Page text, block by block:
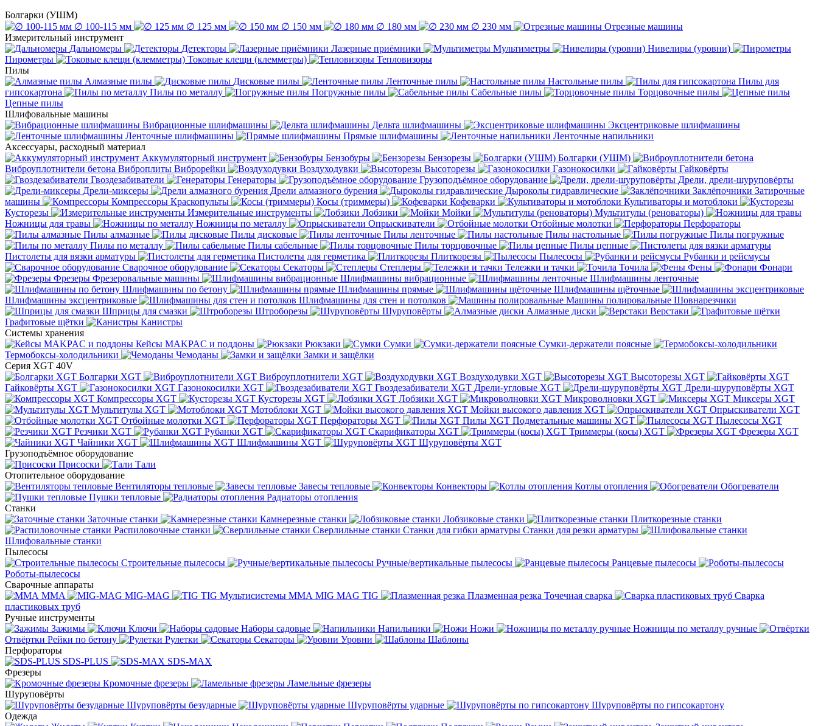
Болгарки (УШМ)
∅ 100-115 мм
∅ 125 мм ∅ 150 мм ∅ 180 мм ∅ 230 мм
Отрезные машины
Измерительный инструмент
Дальномеры
Детекторы Лазерные приёмники Мультиметры
Нивелиры (уровни)
Пирометры
Токовые клещи (клемметры)
Тепловизоры
Пилы
Алмазные пилы
Дисковые пилы Ленточные пилы Настольные пилы
Пилы для
гипсокартона
Пилы по металлу Погружные пилы Сабельные пилы
Торцовочные пилы
Цепные пилы
Шлифовальные машины
Вибрационные шлифмашины
Дельта шлифмашины
Эксцентриковые шлифмашины
Ленточные шлифмашины
Прямые шлифмашины
Ленточные напильники
Аксессуары, расходный материал
Аккумуляторный инструмент
Бензобуры Бензорезы
Болгарки (УШМ)
Виброуплотнители бетона Виброплиты Виброрейки Воздуходувки Высоторезы Газонокосилки
Гайковёрты
Гвоздезабиватели
Генераторы Грузоподъёмное оборудование
Дрели, дрели-шуруповёрты
Дрели-миксеры
Дрели алмазного бурения Дыроколы гидравлические Заклёпочники Затирочные
машины
Компрессоры Краскопульты Косы (триммеры) Кофеварки
Культиваторы и мотоблоки
Кусторезы
Измерительные инструменты Лобзики Мойки
Мультитулы (реноваторы)
Ножницы для травы
Ножницы по металлу Опрыскиватели Отбойные молотки
Перфораторы
Пилы алмазные
Пилы дисковые Пилы ленточные Пилы настольные
Пилы погружные
Пилы по металлу
Пилы сабельные Пилы торцовочные
Пилы цепные
Пистолеты для вязки арматуры
Пистолеты для герметика Плиткорезы Пылесосы
Рубанки и рейсмусы
Сварочное оборудование
Секаторы Степлеры Тележки и тачки Точила Фены
Фонари
Фрезеры Фрезеровальные машины Шлифмашины вибрационные
Шлифмашины ленточные
Шлифмашины по бетону
Шлифмашины прямые
Шлифмашины щёточные
Шлифмашины эксцентриковые
Шлифмашины для стен и потолков Машины полировальные Шовнарезчики
Шприцы для смазки
Штроборезы Шуруповёрты Алмазные диски
Верстаки
Графитовые щётки
Канистры
Системы хранения
Кейсы MAKPAC и поддоны
Рюкзаки Сумки
Сумки-держатели поясные
Термобоксы-холодильники
Чемоданы
Замки и защёлки
Серия XGT 40V
Болгарки XGT
Виброуплотнители XGT Воздуходувки XGT
Высоторезы XGT
Гайковёрты XGT
Газонокосилки XGT Гвоздезабиватели XGT Дрели-угловые XGT
Дрели-шуруповёрты XGT
Компрессоры XGT
Кусторезы XGT Лобзики XGT Микроволновки XGT
Миксеры XGT
Мультитулы XGT
Мотоблоки XGT Мойки высокого давления XGT
Опрыскиватели XGT
Отбойные молотки XGT
Перфораторы XGT Пилы XGT Подметальные машины XGT
Пылесосы XGT
Резчики XGT
Рубанки XGT Скарификаторы XGT Триммеры (косы) XGT
Фрезеры XGT
Чайники XGT
Шлифмашины XGT
Шуруповёрты XGT
Грузоподъёмное оборудование
Присоски
Тали
Отопительное оборудование
Вентиляторы тепловые
Завесы тепловые Конвекторы Котлы отопления
Обогреватели
Пушки тепловые
Радиаторы отопления
Станки
Заточные станки
Камнерезные станки Лобзиковые станки
Плиткорезные станки
Распиловочные станки
Сверлильные станки Станки для гибки арматуры Станки для резки арматуры
Шлифовальные станки
Пылесосы
Строительные пылесосы
Ручные/вертикальные пылесосы
Ранцевые пылесосы
Роботы-пылесосы
Сварочные аппараты
MMA
MIG-MAG TIG Мультисистемы ММА MIG MAG TIG Плазменная резка Точечная сварка
Cварка
пластиковых труб
Ручные инструменты
Зажимы
Ключи Наборы садовые Напильники Ножи
Ножницы по металлу ручные
Отвёртки Рейки по бетону Рулетки Секаторы Уровни
Шаблоны
Перфораторы
SDS-PLUS
SDS-MAX
Фрезеры
Кромочные фрезеры
Ламельные фрезеры
Шуруповёрты
Шуруповёрты безударные
Шуруповёрты ударные
Шуруповёрты по гипсокартону
Одежда